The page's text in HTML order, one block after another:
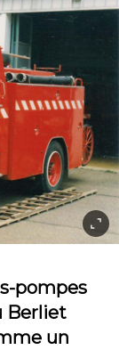
pompes
Berliet
un